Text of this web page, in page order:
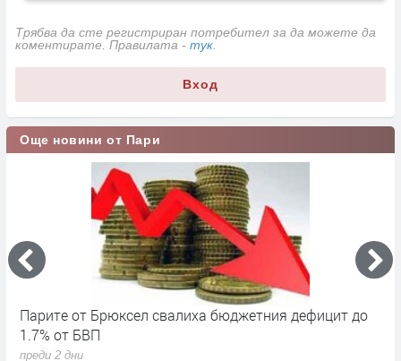
Трябва да сте регистриран потребител за да можете да
коментирате. Правилата - тук.
Вход
Още новини от Пари
Парите от Брюксел свалиха бюджетния дефицит до
1.7% от БВП
преди 2 дни